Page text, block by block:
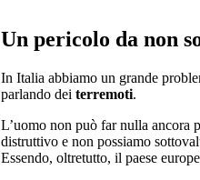
Un pericolo da non
In Italia abbiamo un grande
parlando dei terremoti.
L’uomo non può far nulla ancora
distruttivo e non possiamo
Essendo, oltretutto, il paese